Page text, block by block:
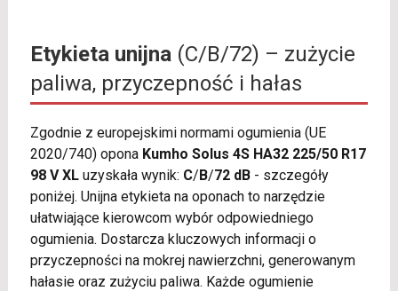
Etykieta unijna(C/B/72) – zużycie
paliwa, przyczepność i hałas
Zgodnie z europejskimi normami ogumienia (UE
2020/740) opona Kumho Solus 4S HA32 225/50 R17
98 V XLuzyskała wynik: C/B/72 dB- szczegóły
poniżej. Unijna etykieta na oponach to narzędzie
ułatwiające kierowcom wybór odpowiedniego
ogumienia. Dostarcza kluczowych informacji o
przyczepności na mokrej nawierzchni, generowanym
hałasie oraz zużyciu paliwa. Każde ogumienie